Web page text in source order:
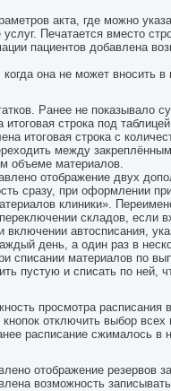
акта, где можно
Печатается вместо
пациентов добавлена
когда она не может
Ранее не показывало
строка под
итоговая строка с
между
объеме материалов.
отображение двух
сразу, при оформлении
клиники».
складов, если
автосписания,
день, а один раз в
списании материалов по
пустую и списать по ней,
просмотра
отключить выбор всех
расписание сжималось в
отображение резервов
возможность